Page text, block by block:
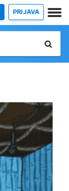
PRIJAVA